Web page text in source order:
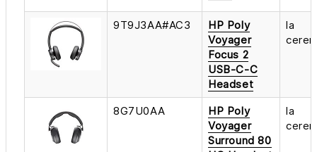
9T9J3AA#AC3
HP Poly
Voyager
Focus 2
USB-C-C
Headset
la
8G7U0AA
HP Poly
Voyager
Surround 80
la